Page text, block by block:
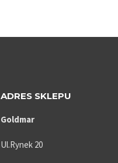
ADRES SKLEPU
Goldmar
Ul.Rynek 20